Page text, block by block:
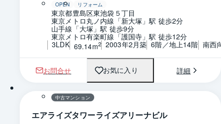
OPEN リフォーム
東京都豊島区東池袋５丁目
東京メトロ丸ノ内線「新大塚」駅 徒歩2分
山手線「大塚」駅 徒歩9分
東京メトロ有楽町線「護国寺」駅 徒歩12分
3LDK 69.14m2 2003年2月築 6階／地上14階 南西
お問合せ お気に入り 詳細
1 / 0 間取り
中古マンション
エアライズタワーライズアリーナビル